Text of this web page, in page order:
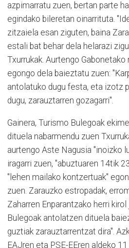
azpimarratu zuen, bertan parte
egindako bileretan oinarrituta.
zitzaiela esan ziguten, baina
estali bat behar dela helarazi
Txurrukak. Aurtengo
egongo dela baieztatu zuen:
antolatuko dugu festa, eta izotz
dugu, zarauztarren gozagarri".
Gainera, Turismo Bulegoak
dituela nabarmendu zuen
aurtengo Aste Nagusia "inoizko
iragarri zuen, "abuztuaren 14tik
"lehen mailako kontzertuak"
zuen. Zarauzko estropadak,
Zaharren Enparantzako herri
Bulegoak antolatzen dituela
guztiak zarauztarrentzat dira".
EAJren eta PSE-EEren aldeko